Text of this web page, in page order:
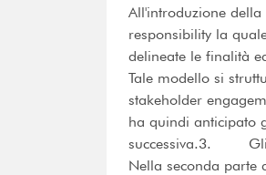
All'introduzione della
responsibility la
delineate le finalità
Tale modello si
stakeholder
ha quindi anticipato
successiva.3. Gli
Nella seconda